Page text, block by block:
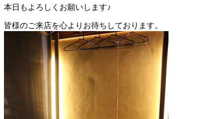
本日もよろしくお願いします♪
皆様のご来店を心よりお待ちしております。